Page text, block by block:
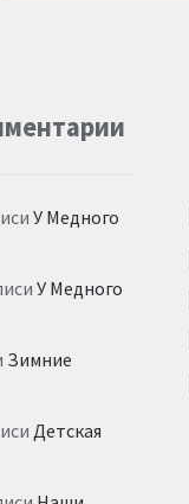
У Медного
У Медного
Зимние
Детская